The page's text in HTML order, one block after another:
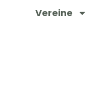
Vereine